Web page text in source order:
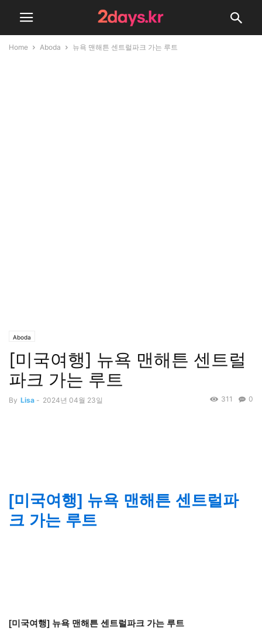
Home Aboda 뉴욕 맨해튼 센트럴파크 가는 루트
Aboda
[미국여행] 뉴욕 맨해튼 센트럴
파크 가는 루트
By Lisa - 2024년 04월 23일 0
311
[미국여행] 뉴욕 맨해튼 센트럴파
크 가는 루트
[미국여행] 뉴욕 맨해튼 센트럴파크 가는 루트